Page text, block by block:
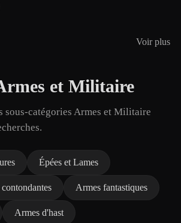
Voir plus
et Militaire
sous-catégories Armes et Militaire
Épées et Lames
Armes fantastiques
Armes d'hast